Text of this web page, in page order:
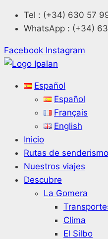
SaltarTel : (+34) 630 57
WhatsApp : (+34)
Facebook Instagram
Español
Español
Français
English
Inicio
Rutas de senderismo
Nuestros viajes
Descubre
La Gomera
Clima
El Silbo